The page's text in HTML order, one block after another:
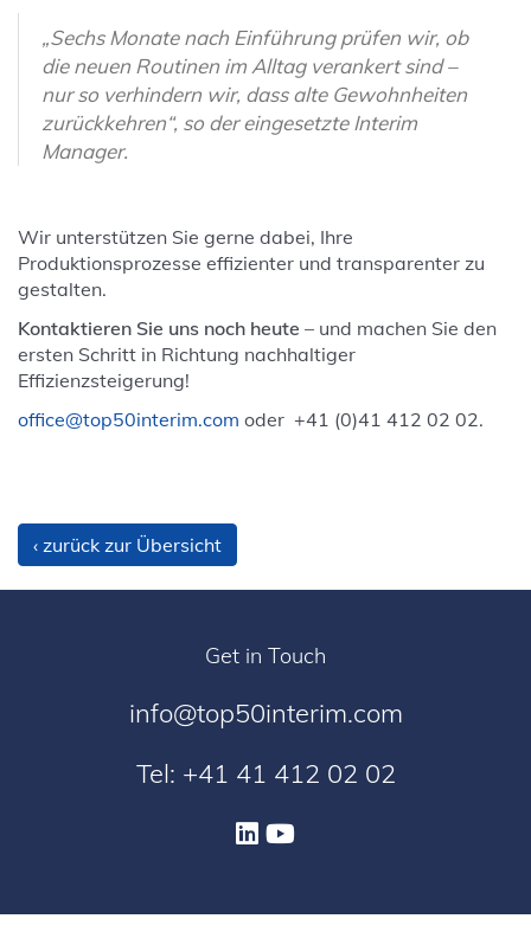
„Sechs Monate nach Einführung prüfen wir, ob
die neuen Routinen im Alltag verankert sind –
nur so verhindern wir, dass alte Gewohnheiten
zurückkehren“, so der eingesetzte Interim
Manager.
Wir unterstützen Sie gerne dabei, Ihre
Produktionsprozesse effizienter und transparenter zu
gestalten.
Kontaktieren Sie uns noch heute – und machen Sie den
ersten Schritt in Richtung nachhaltiger
Effizienzsteigerung!
office@top50interim.com oder +41 (0)41 412 02 02.
‹ zurück zur Übersicht
Get in Touch
info@top50interim.com
Tel: +41 41 412 02 02
Top Fifty AG | Linkedin
Top Fifty AG |